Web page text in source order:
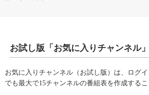
お試し版「お気に入りチャンネル」
お気に入りチャンネル（お試し版）は、ログ
でも最大で15チャンネルの番組表を作成するこ